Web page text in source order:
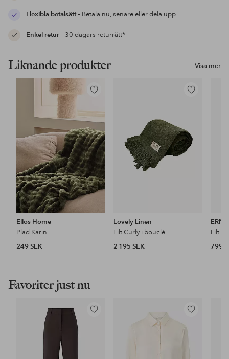
Flexibla betalsätt– Betala nu, senare eller dela upp
Enkel retur– 30 dagars returrätt*
Visa mer
Liknande produkter
Lägg
favoriter
Ellos Home
Pläd Karin
249 SEK
Lägg
Lovely Linen
Filt Curly i bouclé
2 195 SEK
Filt
799
Favoriter just nu
Lägg
Lägg
i